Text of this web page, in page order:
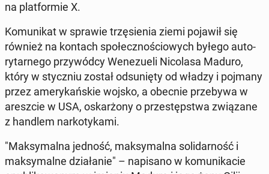
na plat­for­mie X.
Ko­mu­ni­kat w sprawie trzę­sie­nia ziemi pojawił się
również na kontach spo­łecz­no­ścio­wych byłego au­to­
ry­tar­ne­go przy­wód­cy We­ne­zu­eli Ni­co­la­sa Maduro,
który w stycz­niu został od­su­nię­ty od władzy i pojmany
przez ame­ry­kań­skie wojsko, a obecnie prze­by­wa w
aresz­cie w USA, oskar­żo­ny o prze­stęp­stwa zwią­za­ne
z handlem nar­ko­ty­ka­mi.
"Mak­sy­mal­na jedność, mak­sy­mal­na so­li­dar­ność i
mak­sy­mal­ne dzia­ła­nie" – na­pi­sa­no w ko­mu­ni­ka­cie